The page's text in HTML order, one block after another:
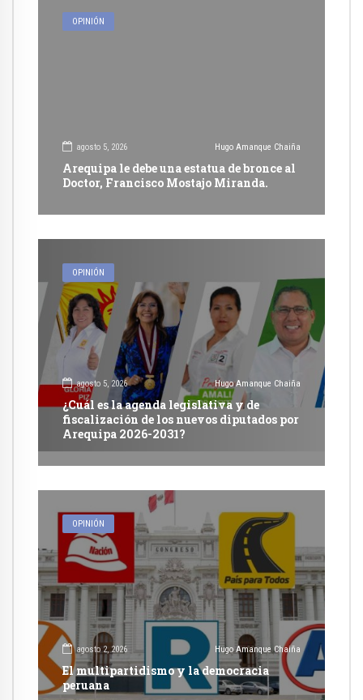
OPINIÓN
agosto 5, 2026 Hugo Amanque Chaiña
Arequipa le debe una estatua de bronce al
Doctor, Francisco Mostajo Miranda.
OPINIÓN
agosto 5, 2026 Hugo Amanque Chaiña
¿Cuál es la agenda legislativa y de
fiscalización de los nuevos diputados por
Arequipa 2026-2031?
OPINIÓN
agosto 2, 2026 Hugo Amanque Chaiña
El multipartidismo y la democracia
peruana